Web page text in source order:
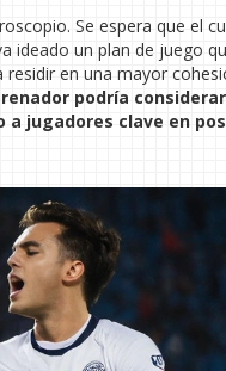
Se espera que el
ideado un plan de juego
en una mayor
podría
jugadores clave en